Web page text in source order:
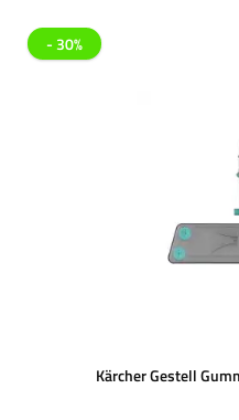
- 30%
Kärcher Gestell